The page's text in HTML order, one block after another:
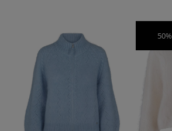
50%
SALG